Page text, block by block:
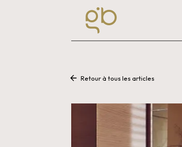
Retour à tous les articles